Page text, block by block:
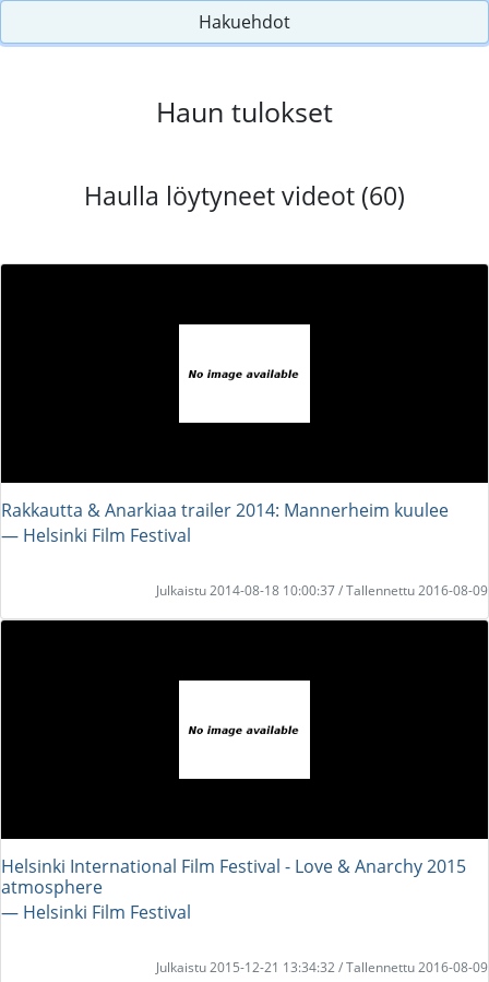
Hakuehdot
Haun tulokset
Haulla löytyneet videot (60)
Rakkautta & Anarkiaa trailer 2014: Mannerheim kuulee
― Helsinki Film Festival
Julkaistu 2014-08-18 10:00:37 / Tallennettu 2016-08-09
Helsinki International Film Festival - Love & Anarchy 2015
atmosphere
― Helsinki Film Festival
Julkaistu 2015-12-21 13:34:32 / Tallennettu 2016-08-09